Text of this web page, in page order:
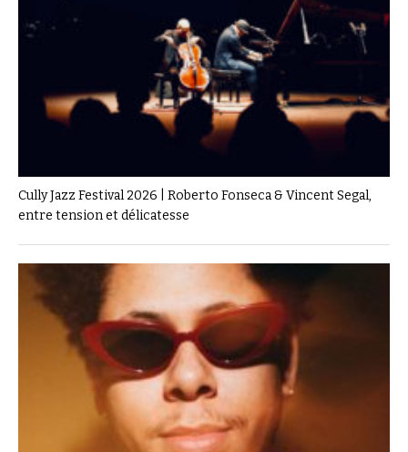
Cully Jazz Festival 2026 | Roberto Fonseca & Vincent Segal,
entre tension et délicatesse